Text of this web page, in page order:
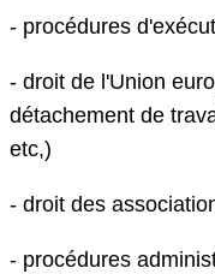
- procédures
- droit de l'Union
détachement de
etc,)
- droit des
- procédures